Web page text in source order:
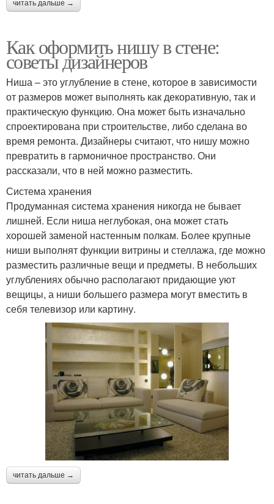
читать дальше →
Как оформить нишу в стене:
советы дизайнеров
Ниша – это углубление в стене, которое в зависимости
от размеров может выполнять как декоративную, так и
практическую функцию. Она может быть изначально
спроектирована при строительстве, либо сделана во
время ремонта. Дизайнеры считают, что нишу можно
превратить в гармоничное пространство. Они
рассказали, что в ней можно разместить.
Система хранения
Продуманная система хранения никогда не бывает
лишней. Если ниша неглубокая, она может стать
хорошей заменой настенным полкам. Более крупные
ниши выполнят функции витрины и стеллажа, где можно
разместить различные вещи и предметы. В небольших
углублениях обычно располагают придающие уют
вещицы, а ниши большего размера могут вместить в
себя телевизор или картину.
читать дальше →